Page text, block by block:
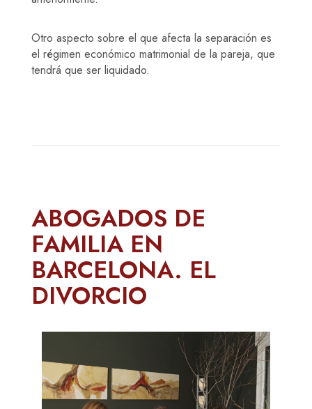
Otro aspecto sobre el que afecta la separación es
el régimen económico matrimonial de la pareja, que
tendrá que ser liquidado.
ABOGADOS DE
FAMILIA EN
BARCELONA. EL
DIVORCIO